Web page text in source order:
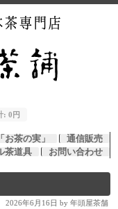
: 0円
お茶の実」
通信販売
茶道具 お問い合わせ
2026年6月16日 by 年頭屋茶舗